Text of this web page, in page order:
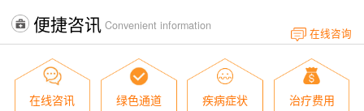
便捷咨讯 Convenient information
在线咨询
在线咨讯 绿色通道 疾病症状 治疗费用